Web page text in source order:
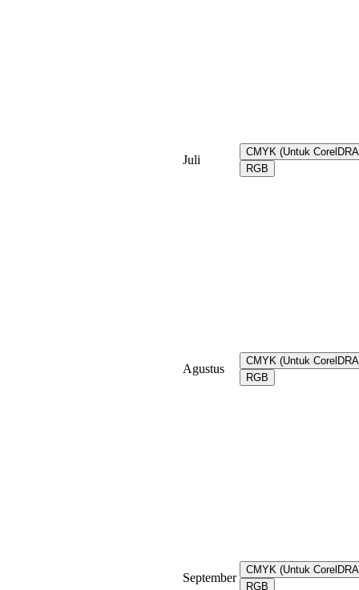
Juli
CMYK (Untuk
RGB
Agustus
CMYK (Untuk
RGB
September
CMYK (Untuk
RGB